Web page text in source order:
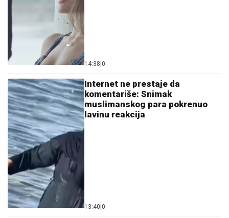
14:38|0
Internet ne prestaje da
komentariše: Snimak
muslimanskog para pokrenuo
lavinu reakcija
13:40|0